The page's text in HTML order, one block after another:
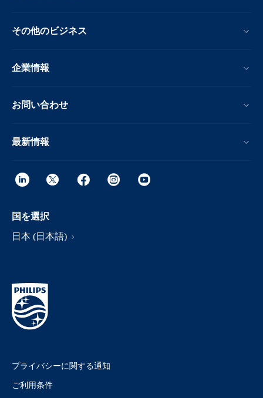
その他のビジネス
企業情報
お問い合わせ
最新情報
国を選択
日本 (日本語)
プライバシーに関する通知
ご利用条件